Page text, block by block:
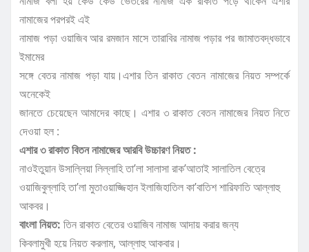
নামাজের পরপরই এই
নামাজ পড়া ওয়াজিব আর রমজান মাসে তারাবির নামাজ পড়ার পর জামাতবদ্ধভাবে
ইমামের
সঙ্গে বেতর নামাজ পড়া যায়।এশার তিন রাকাত বেতন নামাজের নিয়ত সম্পর্কে
অনেকেই
জানতে চেয়েছেন আমাদের কাছে। এশার ৩ রাকাত বেতন নামাজের নিয়ত নিতে
দেওয়া হল :
এশার ৩ রাকাত বিতন নামাজের আরবি উচ্চারণ নিয়ত :
নাওইতুয়ান উসাল্লিয়া লিল্লাহি তা’লা সালাসা রাক’আতাই সালাতিল বেত্রে
ওয়াজিবুল্লাহি তা’লা মুতাওয়াজ্জিহান ইলাজিহাতিল কা’বাতিশ শারিফাতি আল্লাহু
আকবর।
বাংলা নিয়ত: তিন রাকাত বেতের ওয়াজিব নামাজ আদায় করার জন্য
কিবলামুখী হয়ে নিয়ত করলাম, আল্লাহু আকবার।